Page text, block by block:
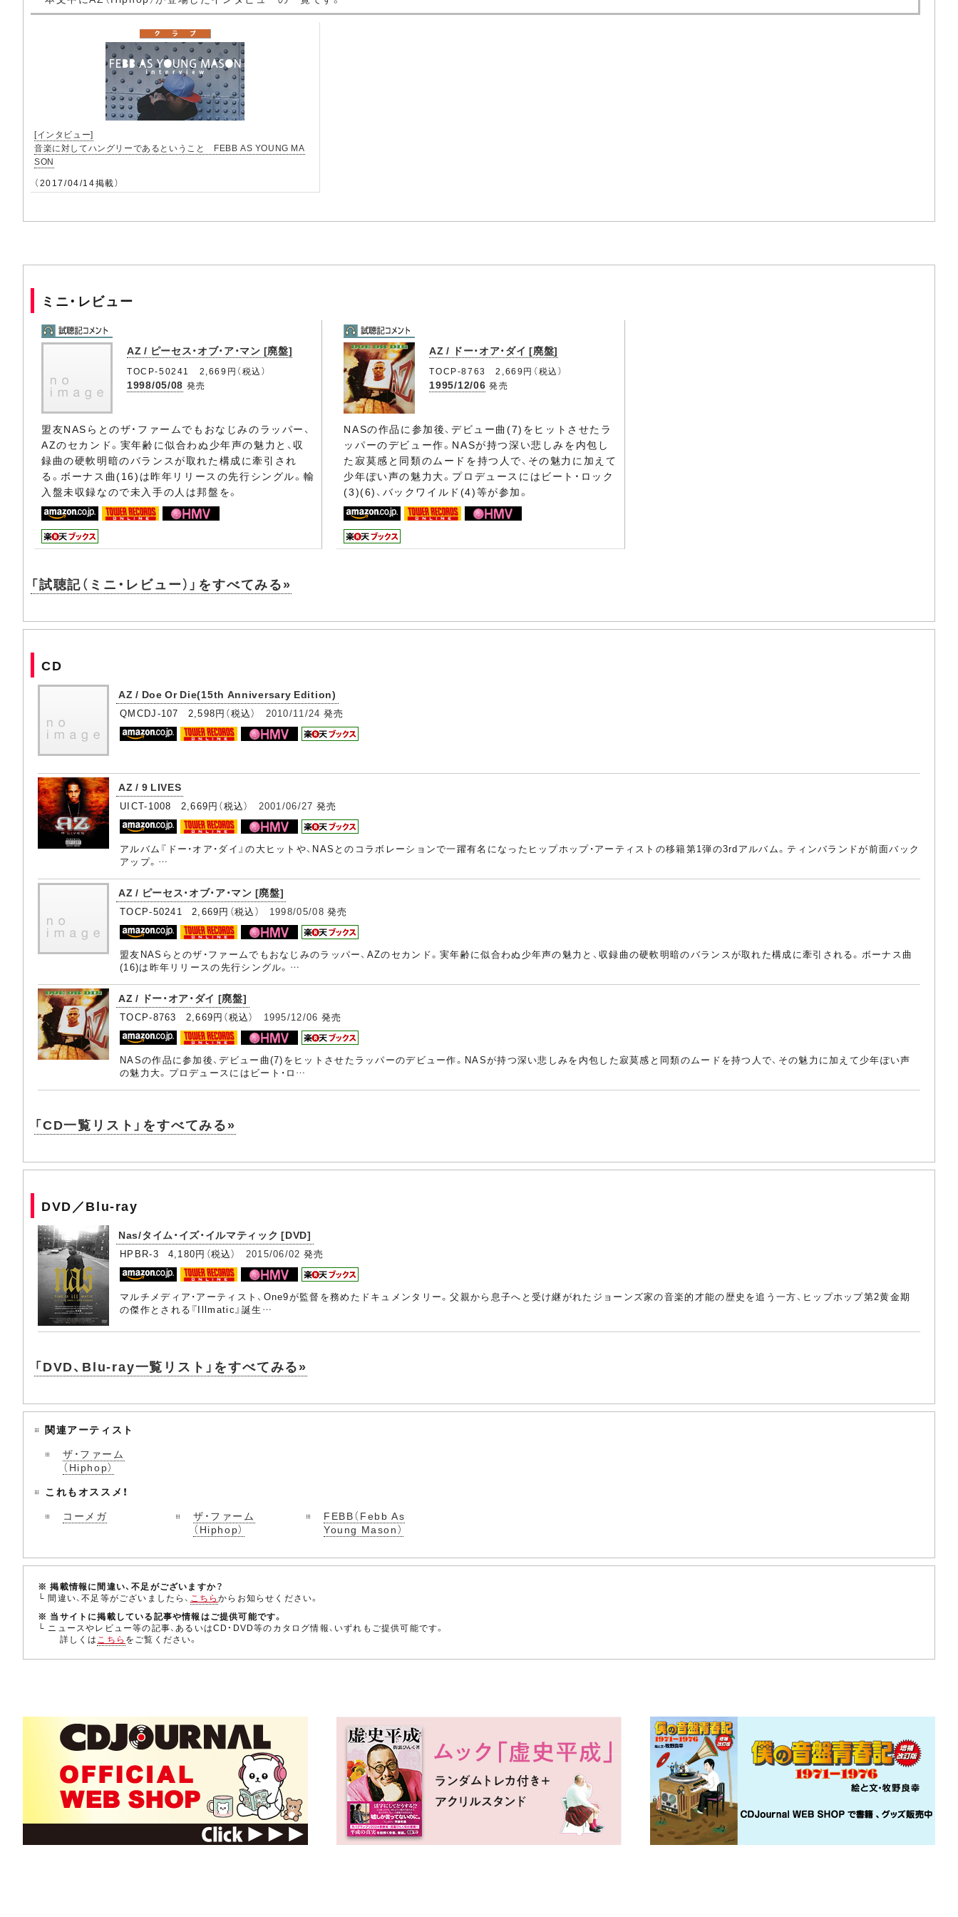
[インタビュー]
音楽に対してハングリーであるということ FEBB AS YOUNG MA
SON
（2017/04/14掲載）
ミニ・レビュー
AZ / ピーセス・オブ・ア・マン [廃盤]
TOCP-50241 2,669円（税込）
1998/05/08 発売
盟友NASらとのザ・ファームでもおなじみのラッパー、
AZのセカンド。実年齢に似合わぬ少年声の魅力と、収
録曲の硬軟明暗のバランスが取れた構成に牽引され
る。ボーナス曲(16)は昨年リリースの先行シングル。輸
入盤未収録なので未入手の人は邦盤を。
AZ / ドー・オア・ダイ [廃盤]
TOCP-8763 2,669円（税込）
1995/12/06 発売
NASの作品に参加後、デビュー曲(7)をヒットさせたラ
ッパーのデビュー作。NASが持つ深い悲しみを内包し
た寂莫感と同類のムードを持つ人で、その魅力に加えて
少年ぽい声の魅力大。プロデュースにはビート・ロック
(3)(6)、バックワイルド(4)等が参加。
「試聴記（ミニ・レビュー）」をすべてみる»
CD
AZ / Doe Or Die(15th Anniversary Edition)
QMCDJ-107 2,598円（税込） 2010/11/24 発売
AZ / 9 LIVES
UICT-1008 2,669円（税込） 2001/06/27 発売
アルバム『ドー・オア・ダイ』の大ヒットや、NASとのコラボレーションで一躍有名になったヒップホップ・アーティストの移籍第1弾の3rdアルバム。ティンバランドが前面バック
アップ。…
AZ / ピーセス・オブ・ア・マン [廃盤]
TOCP-50241 2,669円（税込） 1998/05/08 発売
盟友NASらとのザ・ファームでもおなじみのラッパー、AZのセカンド。実年齢に似合わぬ少年声の魅力と、収録曲の硬軟明暗のバランスが取れた構成に牽引される。ボーナス曲
(16)は昨年リリースの先行シングル。…
AZ / ドー・オア・ダイ [廃盤]
TOCP-8763 2,669円（税込） 1995/12/06 発売
NASの作品に参加後、デビュー曲(7)をヒットさせたラッパーのデビュー作。NASが持つ深い悲しみを内包した寂莫感と同類のムードを持つ人で、その魅力に加えて少年ぽい声
の魅力大。プロデュースにはビート・ロ…
「CD一覧リスト」をすべてみる»
DVD／Blu-ray
Nas/タイム・イズ・イルマティック [DVD]
HPBR-3 4,180円（税込） 2015/06/02 発売
マルチメディア・アーティスト、One9が監督を務めたドキュメンタリー。父親から息子へと受け継がれたジョーンズ家の音楽的才能の歴史を追う一方、ヒップホップ第2黄金期
の傑作とされる『Illmatic』誕生…
「DVD、Blu-ray一覧リスト」をすべてみる»
関連アーティスト
ザ・ファーム
（Hiphop）
これもオススメ！
コーメガ
ザ・ファーム
（Hiphop）
FEBB（Febb As
Young Mason）
※ 掲載情報に間違い、不足がございますか？
└ 間違い、不足等がございましたら、 こちらからお知らせください。
※ 当サイトに掲載している記事や情報はご提供可能です。
└ ニュースやレビュー等の記事、あるいはCD・DVD等のカタログ情報、いずれもご提供可能です。
詳しくはこちら をご覧ください。